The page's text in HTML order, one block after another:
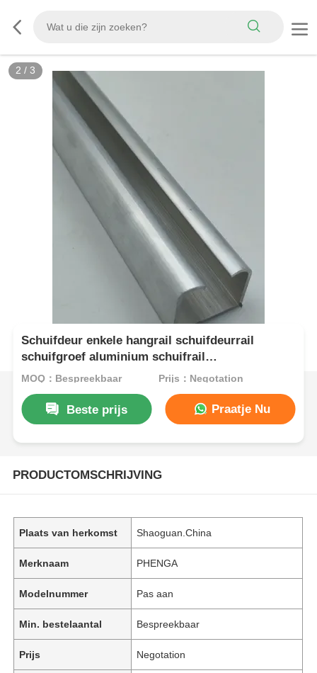
2 / 3
Schuifdeur enkele hangrail schuifdeurrail
schuifgroef aluminium schuifrail
schuifrailwielen geleiderail
MOQ：Bespreekbaar Prijs：Negotation
Beste prijs Praatje Nu
PRODUCTOMSCHRIJVING
Plaats van herkomst Shaoguan.China
Merknaam PHENGA
Modelnummer Pas aan
Min. bestelaantal Bespreekbaar
Prijs Negotation